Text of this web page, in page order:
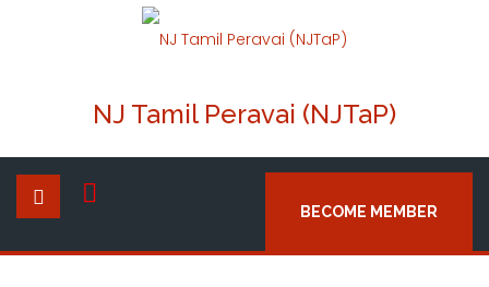
NJ Tamil Peravai (NJTaP)
BECOME MEMBER